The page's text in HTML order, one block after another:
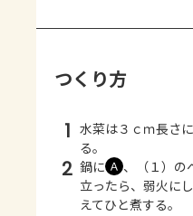
つくり方
1 水菜は３ｃｍ長さ
る。
2 鍋に Ａ 、（１）の
立ったら、弱火に
えてひと煮する。